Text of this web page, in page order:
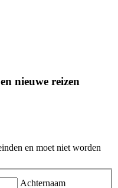
nieuwe reizen
en moet niet worden
Achternaam